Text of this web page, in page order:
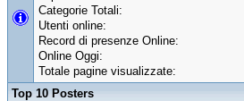
Categorie Totali:
Utenti online:
Record di presenze Online:
Online Oggi:
Totale pagine visualizzate:
Top 10 Posters